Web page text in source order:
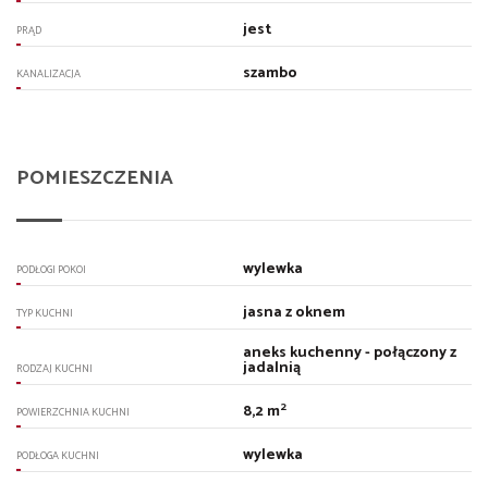
PRĄD jest
KANALIZACJA szambo
POMIESZCZENIA
PODŁOGI POKOI wylewka
TYP KUCHNI jasna z oknem
RODZAJ KUCHNI
aneks kuchenny - połączony z
jadalnią
POWIERZCHNIA KUCHNI 8,2 m2
PODŁOGA KUCHNI wylewka